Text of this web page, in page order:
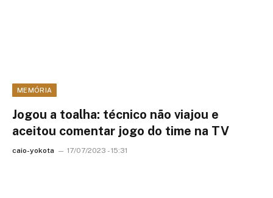
MEMÓRIA
Jogou a toalha: técnico não viajou e
aceitou comentar jogo do time na TV
caio-yokota 17/07/2023 - 15:31